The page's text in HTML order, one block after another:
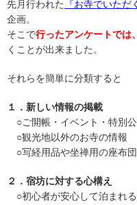
先月行われた 『お寺でいた
企画。
そこで行ったアンケートでは
くことが出来ました。
それらを簡単に分類すると
１．新しい情報の掲載
○ご開帳・イベント・特別
○観光地以外のお寺の情報
○写経用品や坐禅用の座布
２．宿坊に対する心構え
○初心者が安心して泊まれ